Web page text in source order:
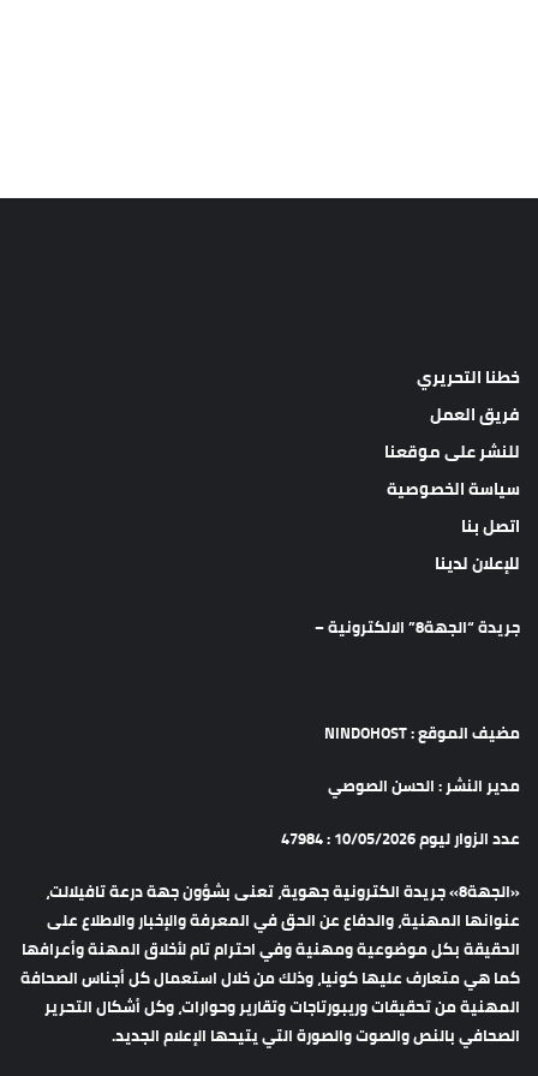
خطنا التحريري
فريق العمل
للنشر على موقعنا
سياسة الخصوصية
اتصل بنا
للإعلان لدينا
جريدة “الجهة8” الالكترونية –
مضيف الموقع : NINDOHOST
مدير النشر : الحسن الصوصي
عدد الزوار ليوم 10/05/2026 : 47984
«الجهة8» جريدة الكترونية جهوية، تعنى بشؤون جهة درعة تافيلالت،
عنوانها المهنية، والدفاع عن الحق في المعرفة والإخبار والاطلاع على
الحقيقة بكل موضوعية ومهنية وفي احترام تام لأخلاق المهنة وأعرافها
كما هي متعارف عليها كونيا، وذلك من خلال استعمال كل أجناس الصحافة
المهنية من تحقيقات وريبورتاجات وتقارير وحوارات، وكل أشكال التحرير
الصحافي بالنص والصوت والصورة التي يتيحها الإعلام الجديد.